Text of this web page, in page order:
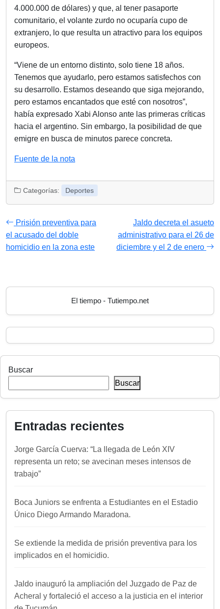
4.000.000 de dólares) y que, al tener pasaporte
comunitario, el volante zurdo no ocuparía cupo de
extranjero, lo que resulta un atractivo para los equipos
europeos.
“Viene de un entorno distinto, solo tiene 18 años.
Tenemos que ayudarlo, pero estamos satisfechos con
su desarrollo. Estamos deseando que siga mejorando,
pero estamos encantados que esté con nosotros”,
había expresado Xabi Alonso ante las primeras críticas
hacia el argentino. Sin embargo, la posibilidad de que
emigre en busca de minutos parece concreta.
Fuente de la nota
Categorías: Deportes
Prisión preventiva para
el acusado del doble
homicidio en la zona este
Jaldo decreta el asueto
administrativo para el 26 de
diciembre y el 2 de enero
El tiempo - Tutiempo.net
Buscar
Buscar
Entradas recientes
Jorge García Cuerva: “La llegada de León XIV
representa un reto; se avecinan meses intensos de
trabajo”
Boca Juniors se enfrenta a Estudiantes en el Estadio
Único Diego Armando Maradona.
Se extiende la medida de prisión preventiva para los
implicados en el homicidio.
Jaldo inauguró la ampliación del Juzgado de Paz de
Acheral y fortaleció el acceso a la justicia en el interior